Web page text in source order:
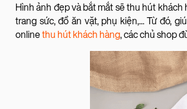
Hình ảnh đẹp và bắt mắt sẽ thu hút khách
trang sức, đồ ăn vặt, phụ kiện,... Từ đó,
onlinethu hút khách hàng, các chủ shop